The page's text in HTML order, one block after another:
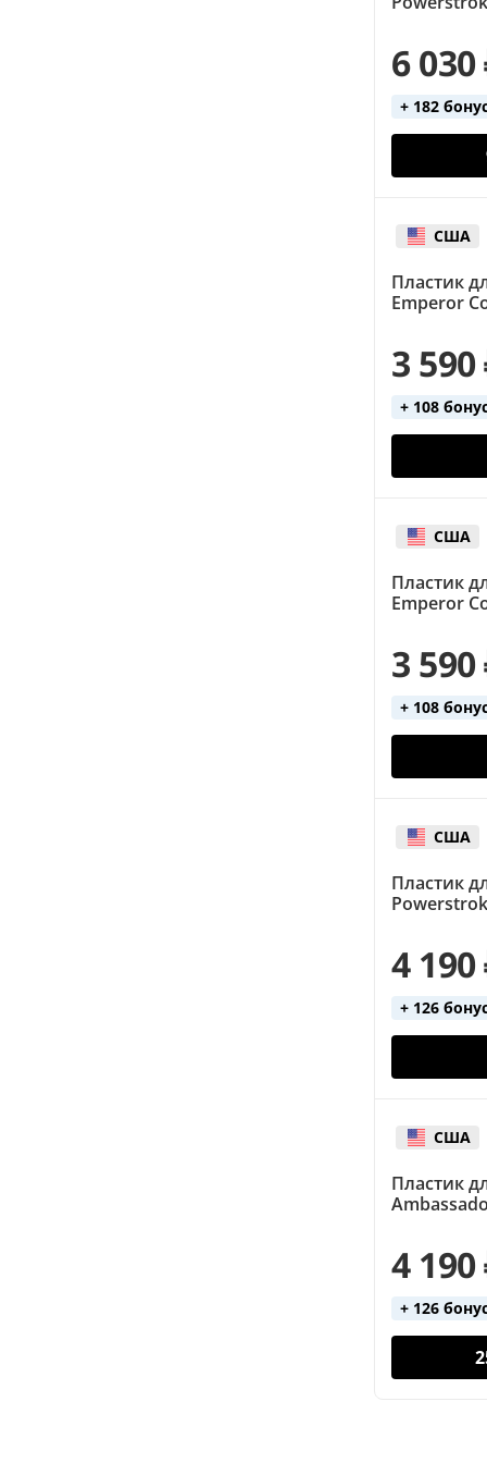
6 030
+ 182
Пластик
Emperor
США
3 590
+ 108
Пластик
Emperor
США
3 590
+ 108
Пластик
США
4 190
+ 126
Пластик
США
4 190
+ 126